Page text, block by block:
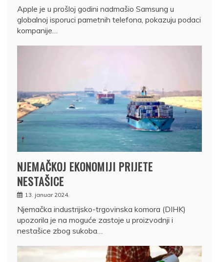
Apple je u prošloj godini nadmašio Samsung u
globalnoj isporuci pametnih telefona, pokazuju podaci
kompanije…
NJEMAČKOJ EKONOMIJI PRIJETE
NESTAŠICE
13. januar 2024.
Njemačka industrijsko-trgovinska komora (DIHK)
upozorila je na moguće zastoje u proizvodnji i
nestašice zbog sukoba…